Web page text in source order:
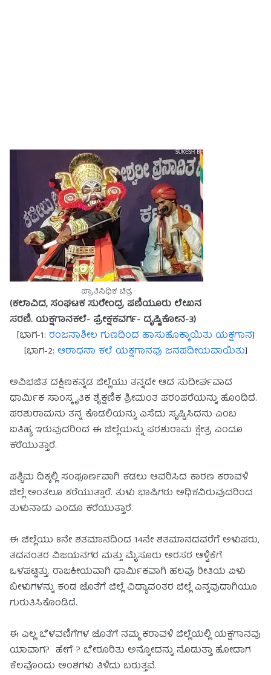
ಪ್ರಾತಿನಿಧಿಕ ಚಿತ್ರ
(ಕಲಾವಿದ, ಸಂಘಟಕ ಸುರೇಂದ್ರ ಪಣಿಯೂರು ಲೇಖನ
ಸರಣಿ.ಯಕ್ಷಗಾನಕಲೆ- ಪ್ರೇಕ್ಷಕವರ್ಗ- ದೃಷ್ಟಿಕೋನ-3)
[ಭಾಗ-1: ರಂಜನಾಶೀಲ ಗುಣದಿಂದ ಹಾಸುಹೊಕ್ಕಾಯಿತು ಯಕ್ಷಗಾನ]
[ಭಾಗ-2: ಆರಾಧನಾ ಕಲೆ ಯಕ್ಷಗಾನವು ಜನಪದೀಯವಾಯಿತು]
ಅವಿಭಜಿತ ದಕ್ಷಿಣಕನ್ನಡ ಜಿಲ್ಲೆಯು ತನ್ನದೇ ಆದ ಸುದೀರ್ಘವಾದ
ಧಾರ್ಮಿಕ ಸಾಂಸ್ಕೃತಿಕ ಶೈಕ್ಷಣಿಕ ಶ್ರೀಮಂತ ಪರಂಪರೆಯನ್ನು ಹೊಂದಿದೆ.
ಪರಶುರಾಮನು ತನ್ನ ಕೊಡಲಿಯನ್ನು ಎಸೆದು ಸೃಷ್ಟಿಸಿದನು ಎಂಬ
ಐತಿಹ್ಯ ಇರುವುದರಿಂದ ಈ ಜಿಲ್ಲೆಯನ್ನು ಪರಶುರಾಮ ಕ್ಷೇತ್ರ ಎಂದೂ
ಕರೆಯುತ್ತಾರೆ.
ಪಶ್ಚಿಮ ದಿಕ್ಕಲ್ಲಿ ಸಂಪೂರ್ಣವಾಗಿ ಕಡಲು ಆವರಿಸಿದ ಕಾರಣ ಕರಾವಳಿ
ಜಿಲ್ಲೆ ಅಂತಲೂ ಕರೆಯುತ್ತಾರೆ. ತುಳು ಭಾಷಿಗರು ಅಧಿಕವಿರುವುದರಿಂದ
ತುಳುನಾಡು ಎಂದೂ ಕರೆಯುತ್ತಾರೆ.
ಈ ಜಿಲ್ಲೆಯು 8ನೇ ಶತಮಾನದಿಂದ 14ನೇ ಶತಮಾನದವರೆಗೆ ಅಳುಪರು,
ತದನಂತರ ವಿಜಯನಗರ ಮತ್ತು ಮೈಸೂರು ಅರಸರ ಆಳ್ವಿಕೆಗೆ
ಒಳಪಟ್ಟಿತ್ತು. ರಾಜಕೀಯವಾಗಿ ಧಾರ್ಮಿಕವಾಗಿ ಹಲವು ರೀತಿಯ ಏಳು
ಬೀಳುಗಳನ್ನು ಕಂಡ ಜೊತೆಗೆ ಜಿಲ್ಲೆ ವಿದ್ಯಾವಂತರ ಜಿಲ್ಲೆ ಎನ್ನವುದಾಗಿಯೂ
ಗುರುತಿಸಿಕೊಂಡಿದೆ.
ಈ ಎಲ್ಲ ಬೆಳವಣಿಗೆಗಳ ಜೊತೆಗೆ ನಮ್ಮ ಕರಾವಳಿ ಜಿಲ್ಲೆಯಲ್ಲಿ ಯಕ್ಷಗಾನವು
ಯಾವಾಗ? ಹೇಗೆ ? ಬೇರೂರಿತು ಅನ್ನೋದನ್ನು ನೊಡುತ್ತಾ ಹೋದಾಗ
ಕೆಲವೊಂದು ಅಂಶಗಳು ತಿಳಿದು ಬರುತ್ತವೆ.